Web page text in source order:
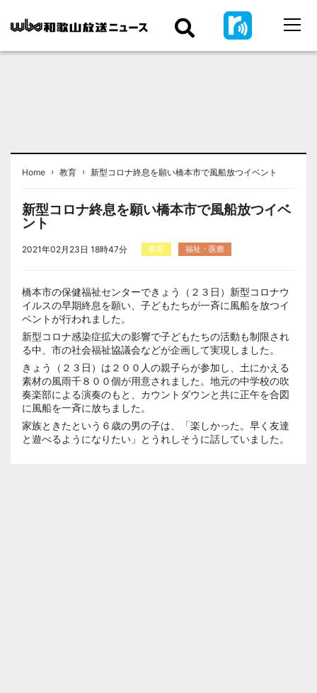
Home › 教育 › 新型コロナ終息を願い橋本市で風船放つイベント
新型コロナ終息を願い橋本市で風船放つイベ
ント
2021年02月23日 18時47分 教育 福祉・医療
橋本市の保健福祉センターできょう（２３日）新型コロナウ
イルスの早期終息を願い、子どもたちが一斉に風船を放つイ
ベントが行われました。
新型コロナ感染症拡大の影響で子どもたちの活動も制限され
る中、市の社会福祉協議会などが企画して実現しました。
きょう（２３日）は２００人の親子らが参加し、土にかえる
素材の風雨千８００個が用意されました。地元の中学校の吹
奏楽部による演奏のもと、カウントダウンと共に正午を合図
に風船を一斉に放ちました。
家族ときたという６歳の男の子は、「楽しかった。早く友達
と遊べるようになりたい」とうれしそうに話していました。